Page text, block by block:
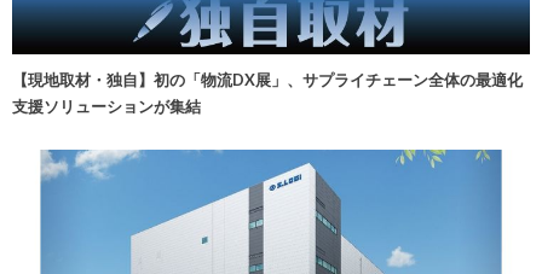
【現地取材・独自】初の「物流DX展」、サプライチェーン全体の最適化
支援ソリューションが集結